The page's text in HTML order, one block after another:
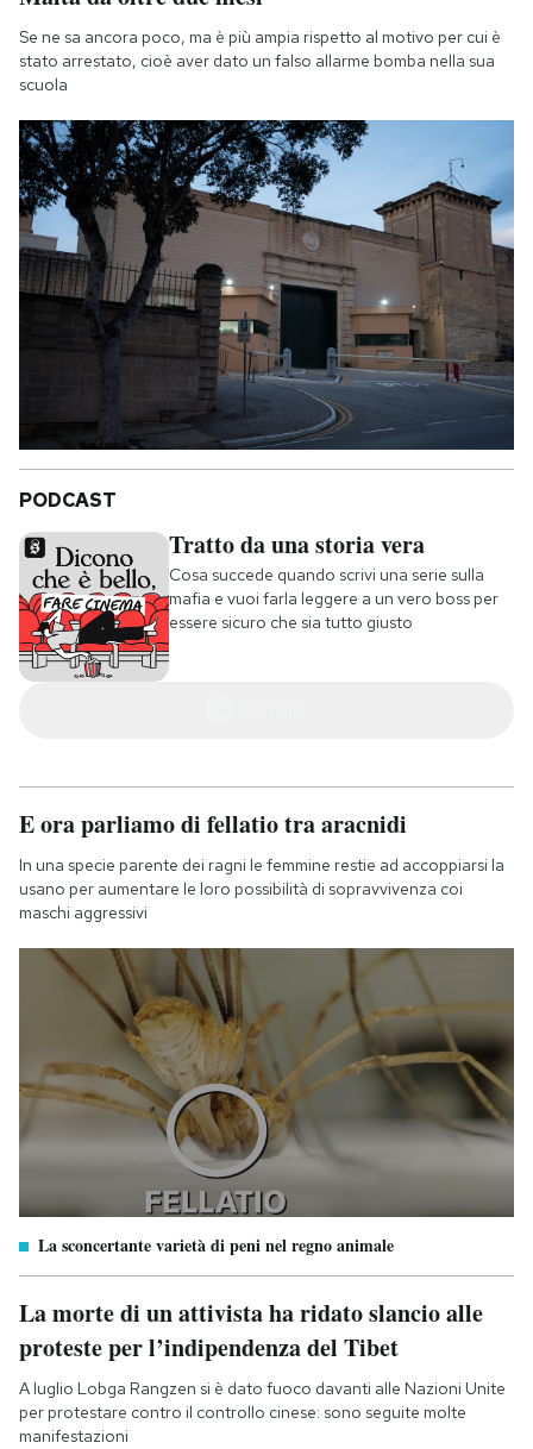
Se ne sa ancora poco, ma è più ampia rispetto al motivo per cui è
stato arrestato, cioè aver dato un falso allarme bomba nella sua
scuola
PODCAST
Tratto da una storia vera
Cosa succede quando scrivi una serie sulla
mafia e vuoi farla leggere a un vero boss per
essere sicuro che sia tutto giusto
E ora parliamo di fellatio tra aracnidi
In una specie parente dei ragni le femmine restie ad accoppiarsi la
usano per aumentare le loro possibilità di sopravvivenza coi
maschi aggressivi
La sconcertante varietà di peni nel regno animale
La morte di un attivista ha ridato slancio alle
proteste per l’indipendenza del Tibet
A luglio Lobga Rangzen si è dato fuoco davanti alle Nazioni Unite
per protestare contro il controllo cinese: sono seguite molte
manifestazioni